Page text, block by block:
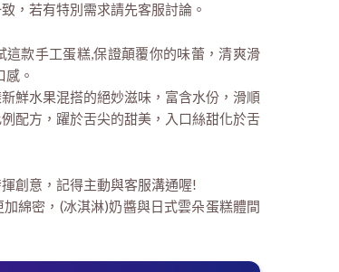
，若有特別需求請先客服討論。
款手工蛋糕,保證顛覆你的味蕾，清爽滑
。
鮮水果混搭的絕妙滋味，富含水份，滑順
配方，躍於舌尖的甜美，入口絲甜化於舌
創意，記得主動與客服溝通喔!
綿密，(冰淇淋)奶醬與日式雲朵蛋糕體間